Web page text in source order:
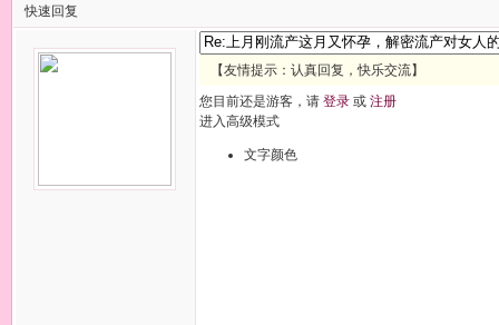
快速回复
【友情提示：认真回复，快乐交流】
您目前还是游客，请 登录 或 注册
进入高级模式
文字颜色